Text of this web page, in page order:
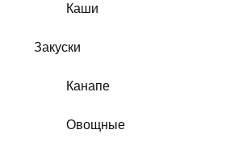
Каши
Закуски
Канапе
Овощные